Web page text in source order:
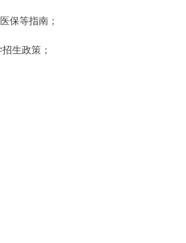
保等指南；
生政策；